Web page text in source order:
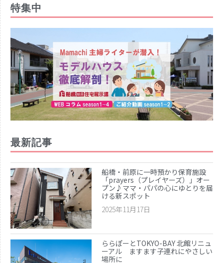
特集中
最新記事
船橋・前原に一時預かり保育施設
「prayers（プレイヤーズ）」オー
プン♪ママ・パパの心にゆとりを届
ける新スポット
2025年11月17日
ららぽーとTOKYO-BAY 北館リニュ
ーアル ますます子連れにやさしい
場所に